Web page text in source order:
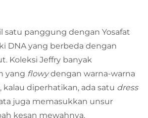
satu panggung dengan Yosafat
DNA yang berbeda dengan
Koleksi Jeffry banyak
yang flowydengan warna-warna
kalau diperhatikan, ada satu dress
juga memasukkan unsur
kesan mewahnya.